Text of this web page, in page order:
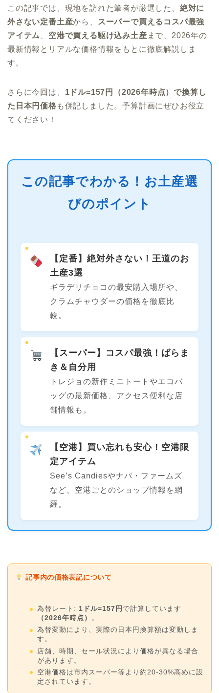
この記事では、現地を訪れた筆者が厳選した、 絶対に
外さない定番土産から、 スーパーで買えるコスパ最強
アイテム、 空港で買える駆け込み土産 まで、2026年の
最新情報とリアルな価格情報をもとに徹底解説しま
す。
さらに今回は、 1ドル=157円（2026年時点）で換算し
た日本円価格 も併記しました。予算計画にぜひお役立
てください！
この記事でわかる！お土産選
びのポイント
【定番】絶対外さない！王道のお
土産3選
ギラデリチョコの最安購入場所や、
クラムチャウダーの価格を徹底比
較。
【スーパー】コスパ最強！ばらま
き＆自分用
トレジョの新作ミニトートやエコバ
ッグの最新価格、アクセス便利な店
舗情報も。
【空港】買い忘れも安心！空港限
定アイテム
See’s Candiesやナパ・ファームズ
など、空港ごとのショップ情報を網
羅。
記事内の価格表記について
為替レート: 1ドル=157円 で計算しています
（2026年時点） 。
為替変動により、実際の日本円換算額は変動しま
す。
店舗、時期、セール状況により価格が異なる場合
があります。
空港価格は市内スーパー等より約20-30%高めに設
定されています。